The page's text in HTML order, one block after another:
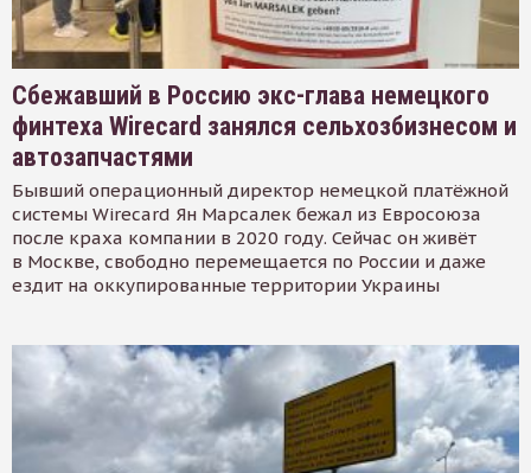
Сбежавший в Россию экс-глава немецкого
финтеха Wirecard занялся сельхозбизнесом и
автозапчастями
Бывший операционный директор немецкой платёжной
системы Wirecard Ян Марсалек бежал из Евросоюза
после краха компании в 2020 году. Сейчас он живёт
в Москве, свободно перемещается по России и даже
ездит на оккупированные территории Украины